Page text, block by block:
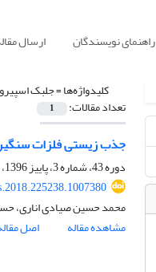
راهنمای نویسندگان ارسال
کلیدواژه‌ها =جلبک
تعداد مقالات: 1
جذب زیستی فلزات سنگین
دوره 43، شماره 3، پاییز 1396، صفحه
محمد حسین صیادی اناری،
مشاهده مقاله
اصل